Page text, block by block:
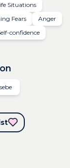
Situations
Fears
Anger
confidence